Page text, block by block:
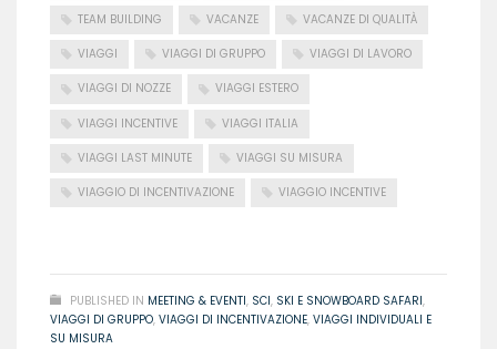
TEAM BUILDING VACANZE VACANZE DI QUALITÀ
VIAGGI VIAGGI DI GRUPPO VIAGGI DI LAVORO
VIAGGI DI NOZZE VIAGGI ESTERO
VIAGGI INCENTIVE VIAGGI ITALIA
VIAGGI LAST MINUTE VIAGGI SU MISURA
VIAGGIO DI INCENTIVAZIONE VIAGGIO INCENTIVE
PUBLISHED IN MEETING & EVENTI, SCI, SKI E SNOWBOARD SAFARI,
VIAGGI DI GRUPPO, VIAGGI DI INCENTIVAZIONE, VIAGGI INDIVIDUALI E
SU MISURA